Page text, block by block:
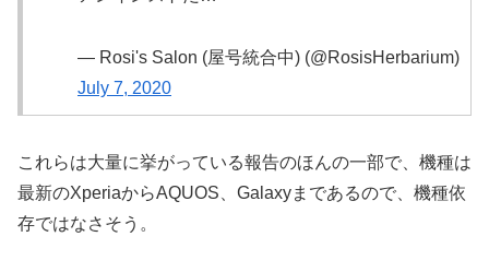
— Rosi's Salon (屋号統合中) (@RosisHerbarium)
July 7, 2020
これらは大量に挙がっている報告のほんの一部で、機種は
最新のXperiaからAQUOS、Galaxyまであるので、機種依
存ではなさそう。